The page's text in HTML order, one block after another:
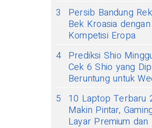
3
Persib Bandung
Bek Kroasia
Kompetisi Eropa
4 Prediksi Shio
Cek 6 Shio yang
Beruntung untuk
5
10 Laptop Terbaru
Makin Pintar,
Layar Premium dan